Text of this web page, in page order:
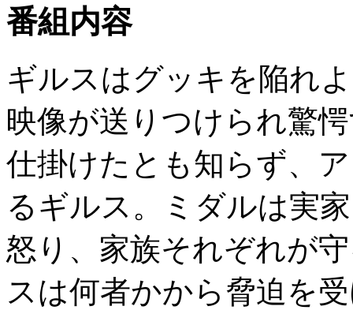
番組内容
ギルスはグッキを陥れ
映像が送りつけられ驚
仕掛けたとも知らず、
るギルス。ミダルは実
怒り、家族それぞれが
スは何者かから脅迫を